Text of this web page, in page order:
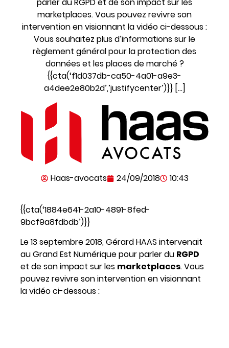
marketplaces. Vous pouvez revivre son
intervention en visionnant la vidéo ci-dessous :
Vous souhaitez plus d’informations sur le
règlement général pour la protection des
données et les places de marché ?
{{cta(‘f1d037db-ca50-4a01-a9e3-
a4dee2e80b2d’,’justifycenter’)}} […]
Haas-avocats 24/09/2018 10:43
{{cta(‘1884e641-2a10-4891-8fed-
9bcf9a8fdbdb’)}}
Le 13 septembre 2018, Gérard HAAS intervenait
au Grand Est Numérique pour parler du RGPD
et de son impact sur les marketplaces. Vous
pouvez revivre son intervention en visionnant
la vidéo ci-dessous :